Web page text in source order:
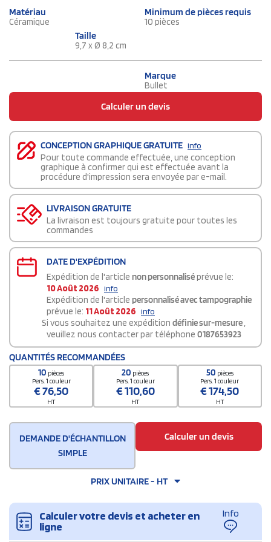
Matériau
Céramique
Minimum de pièces requis
10 pièces
Taille
9,7 x Ø 8,2 cm
Marque
Bullet
Calculer un devis
CONCEPTION GRAPHIQUE GRATUITE info
Pour toute commande effectuée, une conception
graphique à confirmer qui est effectuée avant la
procédure d'impression sera envoyée par e-mail.
LIVRAISON GRATUITE
La livraison est toujours gratuite pour toutes les
commandes
DATE D'EXPÉDITION
Expédition de l'article non personnaliséprévue le:
10 Août 2026 info
Expédition de l'article personnalisé avec tampographie
prévue le: 11 Août 2026 info
Si vous souhaitez une expédition définie sur-mesure,
veuillez nous contacter par téléphone 0187653923
QUANTITÉS RECOMMANDÉES
10 pièces
Pers. 1 couleur
€76,50
HT
20 pièces
Pers. 1 couleur
€110,60
HT
50 pièces
Pers. 1 couleur
€174,50
HT
DEMANDE D'ÉCHANTILLON
SIMPLE
Calculer un devis
PRIX UNITAIRE - HT
Calculer votre devis et acheter en
ligne
Info